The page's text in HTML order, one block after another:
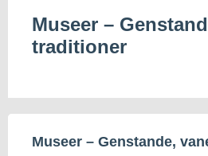
Museer –
traditioner
Museer – Genstande,